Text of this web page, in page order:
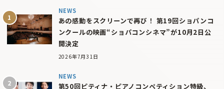
NEWS
あの感動をスクリーンで再び！ 第19回ショパンコ
ンクールの映画“ショパコンシネマ”が10月2日公
開決定
2026年7月31日
NEWS
第50回ピティナ・ピアノコンペティション特級、